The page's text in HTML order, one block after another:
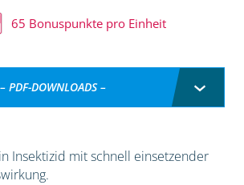
65 Bonuspunkte pro Einheit
– PDF-DOWNLOADS –
Insektizid mit schnell einsetzender